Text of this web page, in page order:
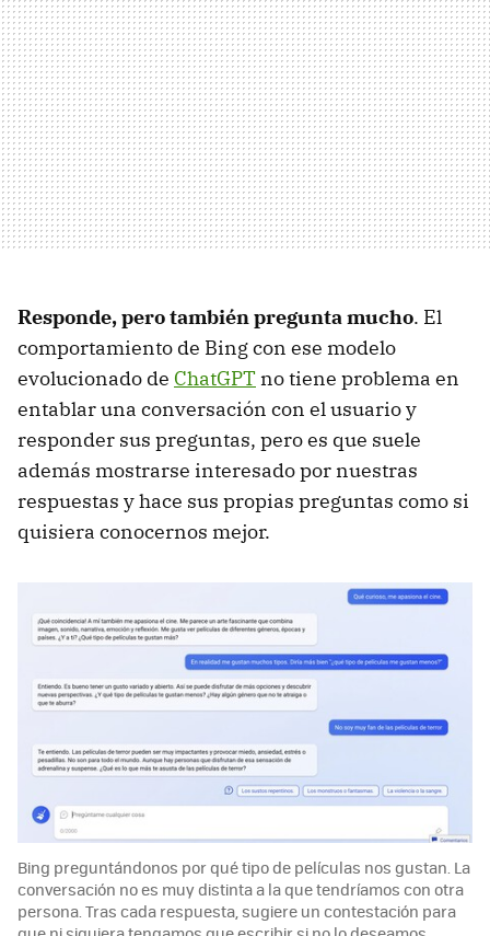
Responde, pero también pregunta mucho. El
comportamiento de Bing con ese modelo
evolucionado de ChatGPT no tiene problema en
entablar una conversación con el usuario y
responder sus preguntas, pero es que suele
además mostrarse interesado por nuestras
respuestas y hace sus propias preguntas como si
quisiera conocernos mejor.
Bing preguntándonos por qué tipo de películas nos gustan. La
conversación no es muy distinta a la que tendríamos con otra
persona. Tras cada respuesta, sugiere un contestación para